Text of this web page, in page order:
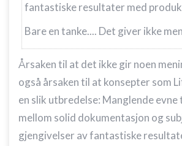
fantastiske resultater med
Bare en tanke.... Det giver ikke
Årsaken til at det ikke gir noen
også årsaken til at konsepter som
en slik utbredelse: Manglende evne
mellom solid dokumentasjon og
gjengivelser av fantastiske